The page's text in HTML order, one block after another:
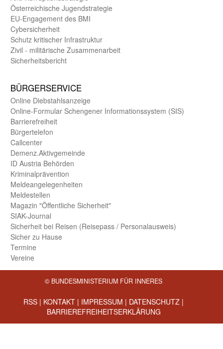
Öster­reichische Jugend­strategie
EU-Engagement des BMI
Cybersicherheit
Schutz kritischer Infra­struktur
Zivil - militärische Zusammen­arbeit
Sicherheits­bericht
BÜRGER­SERVICE
Online Diebstahls­anzeige
Online-Formular Schengener Informationssystem (SIS)
Barriere­freiheit
Bürger­telefon
Call­center
Demenz.Aktiv­gemeinde
ID Austria Behörden
Kriminal­prävention
Melde­an­ge­le­gen­heiten
Meld­estellen
Magazin "Öffentliche Sicherheit"
SIAK-Journal
Sicherheit bei Reisen (Reise­pass / Personal­ausweis)
Sicher zu Hause
Termine
Vereine
© BUNDESMINISTERIUM FÜR INNERES
RSS | KONTAKT | IMPRESSUM | DATENSCHUTZ |
BARRIEREFREIHEITSERKLÄRUNG